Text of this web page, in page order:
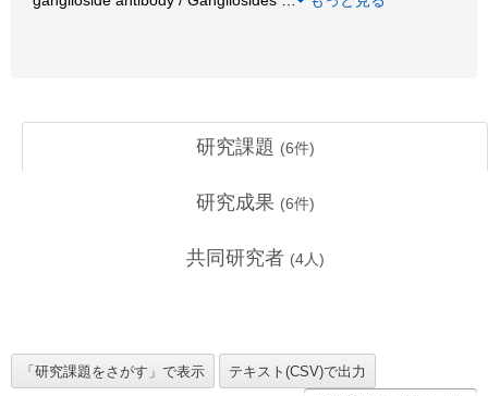
研究課題 (6件)
研究成果 (6件)
共同研究者 (4人)